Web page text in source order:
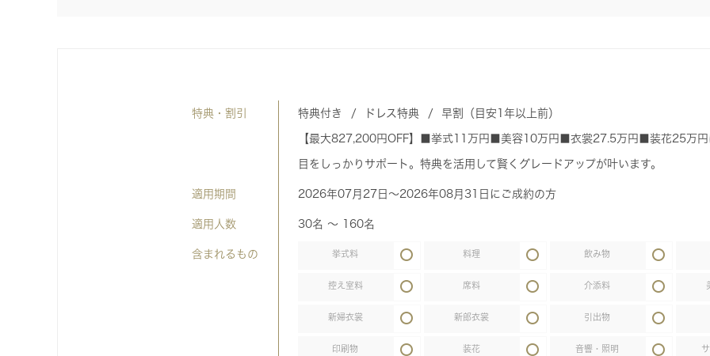
特典・割引 特典付き ドレス特典 早割（目安1年以上前）
【最大827,200円OFF】■挙式11万円■美容10万円■衣裳27.5万円■装花25万円
目をしっかりサポート。特典を活用して賢くグレードアップが叶います。
適用期間 2026年07月27日～2026年08月31日にご成約の方
適用人数 30名 〜 160名
含まれるもの 挙式料 料理 飲み物
控え室料 席料 介添料
新婦衣裳 新郎衣裳 引出物
印刷物 装花 音響・照明